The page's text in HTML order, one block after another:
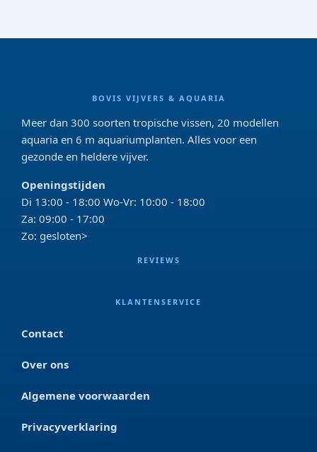
BOVIS VIJVERS & AQUARIA
Meer dan 300 soorten tropische vissen, 20 modellen
aquaria en 6 m aquariumplanten. Alles voor een
gezonde en heldere vijver.
Openingstijden
Di 13:00 - 18:00 Wo-Vr: 10:00 - 18:00
Za: 09:00 - 17:00
Zo: gesloten>
REVIEWS
KLANTENSERVICE
Contact
Over ons
Algemene voorwaarden
Privacyverklaring